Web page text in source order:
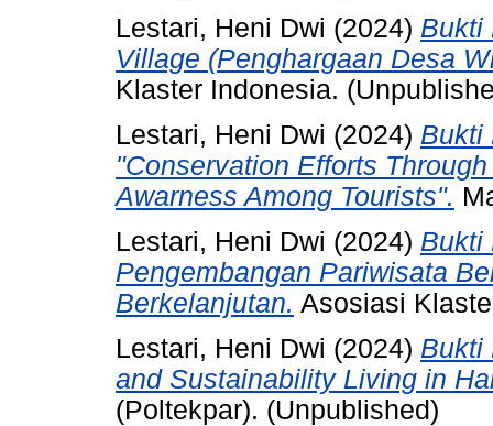
Lestari, Heni Dwi (2024) Bukti
Village (Penghargaan Desa
Klaster Indonesia.
Lestari, Heni Dwi (2024) Bukti
"Conservation Efforts
Awarness Among Tourists".
Lestari, Heni Dwi (2024) Bukti
Pengembangan Pariwisata
Berkelanjutan. Asosiasi
Lestari, Heni Dwi (2024) Bukti
and Sustainability Living in
(Poltekpar). (Unpublished)